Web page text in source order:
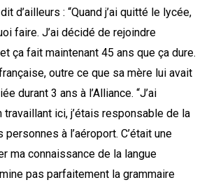
d’ailleurs : “Quand j’ai quitté le lycée,
faire. J’ai décidé de rejoindre
ça fait maintenant 45 ans que ça dure.
outre ce que sa mère lui avait
durant 3 ans à l’Alliance. “J’ai
travaillant ici, j’étais responsable de la
à l’aéroport. C’était une
ma connaissance de la langue
pas parfaitement la grammaire